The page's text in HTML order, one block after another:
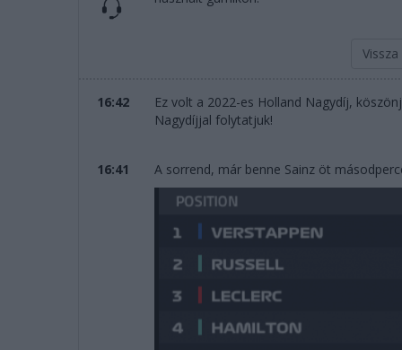
16:42
Ez volt a 2022-es Holland Nagydíj,
Nagydíjjal folytatjuk!
16:41 A sorrend, már benne Sainz öt